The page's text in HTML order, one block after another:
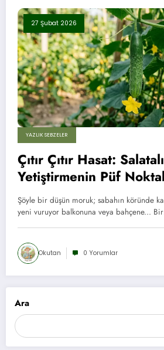
Ara
27 Şubat 2026
YAZLIK SEBZELER
Çıtır Çıtır Hasat:
Yetiştirmenin Püf
Şöyle bir düşün moruk; sabahın köründe
yeni vuruyor balkonuna veya bahçene...
Okutan 0 Yorumlar